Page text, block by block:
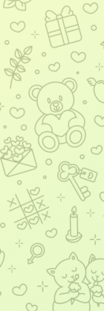
Video Generation